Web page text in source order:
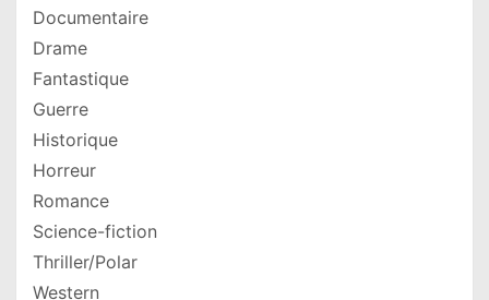
Documentaire
Drame
Fantastique
Guerre
Historique
Horreur
Romance
Science-fiction
Thriller/Polar
Western